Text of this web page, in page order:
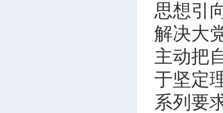
思想引
解决大
主动把
于坚定
系列要